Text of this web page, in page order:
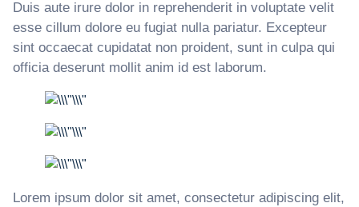
Duis aute irure dolor in reprehenderit in voluptate velit
esse cillum dolore eu fugiat nulla pariatur. Excepteur
sint occaecat cupidatat non proident, sunt in culpa qui
officia deserunt mollit anim id est laborum.
Lorem ipsum dolor sit amet, consectetur adipiscing elit,